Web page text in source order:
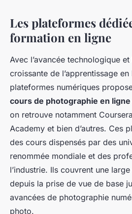
Les plateformes
formation en ligne
Avec l’avancée technologique
croissante de l’apprentissage
plateformes numériques
cours de photographie en
on retrouve notamment
Academy et bien d’autres. Ces
des cours dispensés par des
renommée mondiale et des
l’industrie. Ils couvrent une
depuis la prise de vue de base
avancées de photographie
photo.